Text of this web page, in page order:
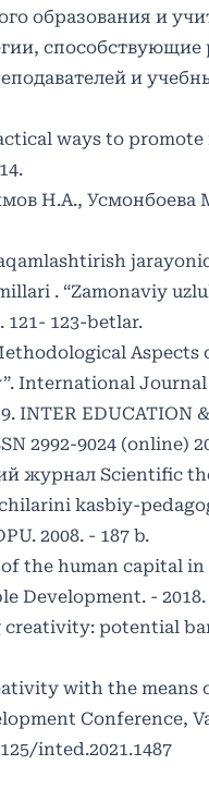
образования и
способствующие
и
ways to
Н.А., Усмонбоева
. “Zamonaviy
123-betlar.
International
INTER EDUCATION
2992-9024
журнал Scientific
kasbiy-
2008. - 187 b.
the human capital
- 2018.
potential
with the means
Conference,
inted.2021.1487